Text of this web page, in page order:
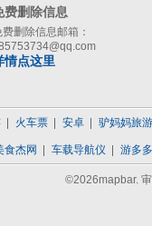
费删除信息
费删除信息邮箱：
情点这里
火车票 安卓 驴妈妈旅
食杰网 车载导航仪 游多
©2026mapbar.